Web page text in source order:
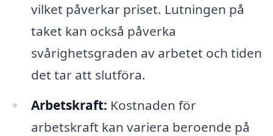
vilket påverkar priset. Lutningen på
taket kan också påverka
svårighetsgraden av arbetet och tiden
det tar att slutföra.
Arbetskraft: Kostnaden för
arbetskraft kan variera beroende på